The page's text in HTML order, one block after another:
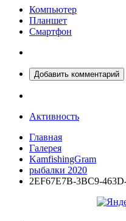
Компьютер
Планшет
Смартфон
Добавить комментарий
Активность
Главная
Галерея
KamfishingGram
рыбалки 2020
2EF67E7B-3BC9-